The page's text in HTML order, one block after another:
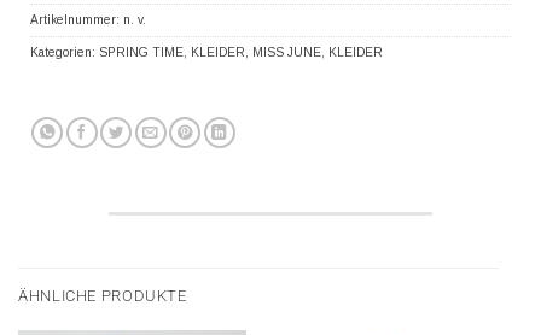
Artikelnummer: n. v.
Kategorien: SPRING TIME KLEIDER MISS JUNE KLEIDER
ÄHNLICHE PRODUKTE